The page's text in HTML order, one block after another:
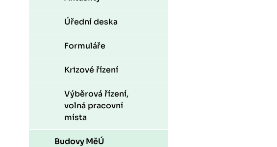
Úřední deska
Formuláře
Krizové řízení
Výběrová řízení,
volná pracovní
místa
Budovy MěÚ